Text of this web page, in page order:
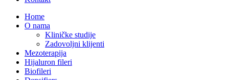
Home
O nama
Kliničke studije
Zadovoljni klijenti
Mezoterapija
Hijaluron fileri
Biofileri